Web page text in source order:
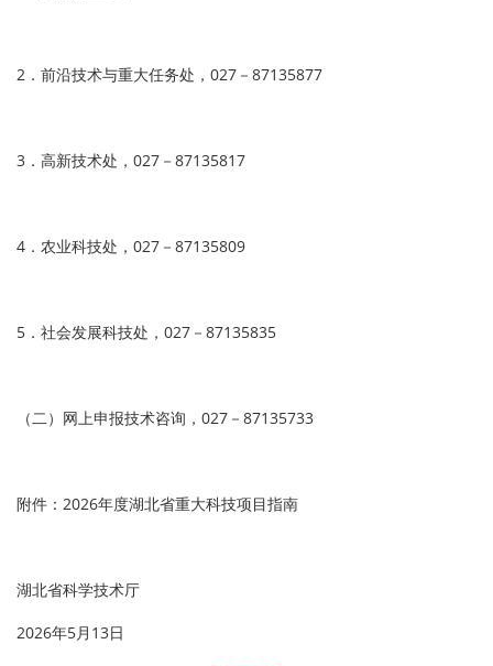
2．前沿技术与重大任务处，027－87135877
3．高新技术处，027－87135817
4．农业科技处，027－87135809
5．社会发展科技处，027－87135835
（二）网上申报技术咨询，027－87135733
附件：2026年度湖北省重大科技项目指南
湖北省科学技术厅
2026年5月13日